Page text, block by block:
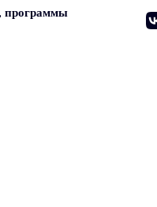
программы